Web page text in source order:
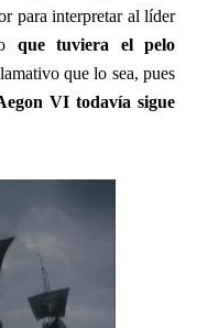
para interpretar al líder
que tuviera el pelo
que lo sea, pues
VI todavía sigue